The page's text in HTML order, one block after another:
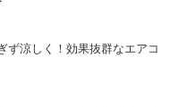
ず涼しく！効果抜群なエアコ